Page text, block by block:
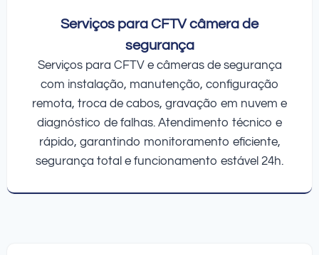
Serviços para CFTV câmera de
segurança
Serviços para CFTV e câmeras de segurança
com instalação, manutenção, configuração
remota, troca de cabos, gravação em nuvem e
diagnóstico de falhas. Atendimento técnico e
rápido, garantindo monitoramento eficiente,
segurança total e funcionamento estável 24h.